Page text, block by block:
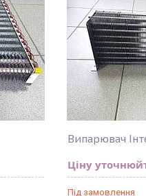
Випарювач
Ціну
Під замовлення